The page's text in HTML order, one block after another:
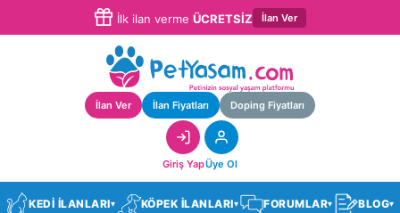
İlk ilan verme ÜCRETSİZ İlan Ver
İlan Ver İlan Fiyatları Doping Fiyatları
Giriş YapÜye Ol
KEDİ İLANLARI▾ KÖPEK İLANLARI▾ FORUMLAR▾ BLOG▾